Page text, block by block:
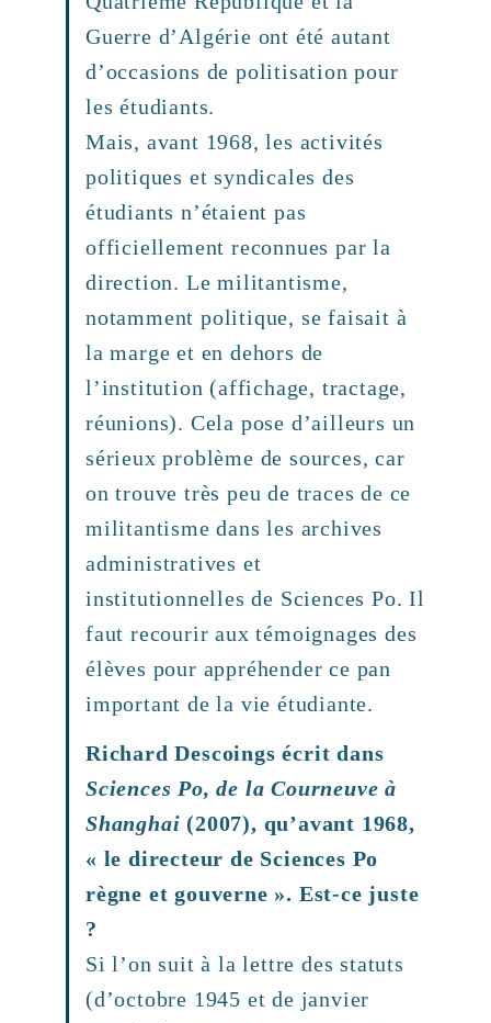
Guerre d’Algérie ont été autant
d’occasions de politisation pour
les étudiants.
Mais, avant 1968, les activités
politiques et syndicales des
étudiants n’étaient pas
officiellement reconnues par la
direction. Le militantisme,
notamment politique, se faisait à
la marge et en dehors de
l’institution (affichage, tractage,
réunions). Cela pose d’ailleurs un
sérieux problème de sources, car
on trouve très peu de traces de ce
militantisme dans les archives
administratives et
institutionnelles de Sciences Po. Il
faut recourir aux témoignages des
élèves pour appréhender ce pan
important de la vie étudiante.
Richard Descoings écrit dans
Sciences Po, de la Courneuve à
Shanghai (2007), qu’avant 1968,
« le directeur de Sciences Po
règne et gouverne ». Est-ce juste
?
Si l’on suit à la lettre des statuts
(d’octobre 1945 et de janvier